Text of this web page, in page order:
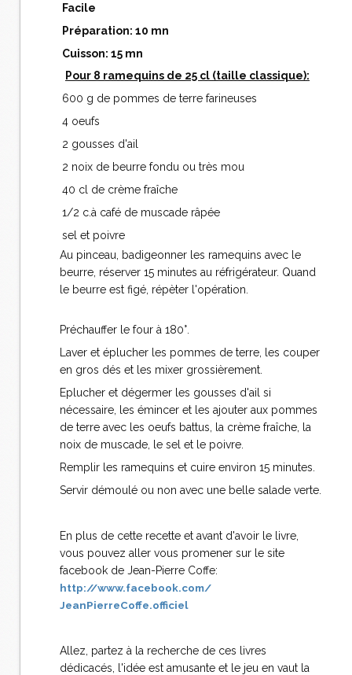
Facile
Préparation: 10 mn
Cuisson: 15 mn
Pour 8 ramequins de 25 cl (taille classique):
600 g de pommes de terre farineuses
4 oeufs
2 gousses d'ail
2 noix de beurre fondu ou très mou
40 cl de crème fraîche
1/2 c.à café de muscade râpée
sel et poivre
Au pinceau, badigeonner les ramequins avec le
beurre, réserver 15 minutes au réfrigérateur. Quand
le beurre est figé, répèter l'opération.
Préchauffer le four à 180°.
Laver et éplucher les pommes de terre, les couper
en gros dés et les mixer grossièrement.
Eplucher et dégermer les gousses d'ail si
nécessaire, les émincer et les ajouter aux pommes
de terre avec les oeufs battus, la crème fraîche, la
noix de muscade, le sel et le poivre.
Remplir les ramequins et cuire environ 15 minutes.
Servir démoulé ou non avec une belle salade verte.
En plus de cette recette et avant d'avoir le livre,
vous pouvez aller vous promener sur le site
facebook de Jean-Pierre Coffe:
http://www.facebook.com/
JeanPierreCoffe.officiel
Allez, partez à la recherche de ces livres
dédicacés, l'idée est amusante et le jeu en vaut la